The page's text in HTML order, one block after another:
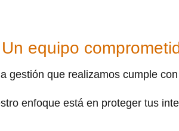
equipo
gestión que realizamos cumple
enfoque está en proteger tus